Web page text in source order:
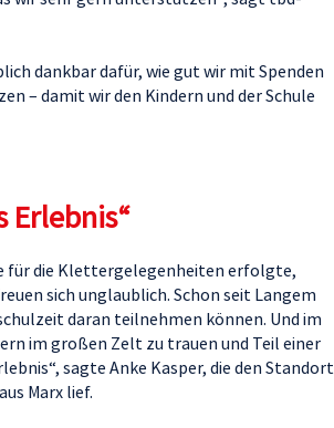
dankbar dafür, wie gut wir mit Spenden
– damit wir den Kindern und der Schule
Erlebnis“
für die Klettergelegenheiten erfolgte,
sich unglaublich. Schon seit Langem
daran teilnehmen können. Und im
im großen Zelt zu trauen und Teil einer
sagte Anke Kasper, die den
Marx lief.